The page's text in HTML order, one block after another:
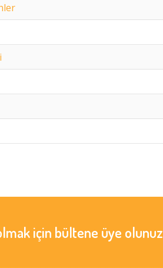
için bültene üye olunuz